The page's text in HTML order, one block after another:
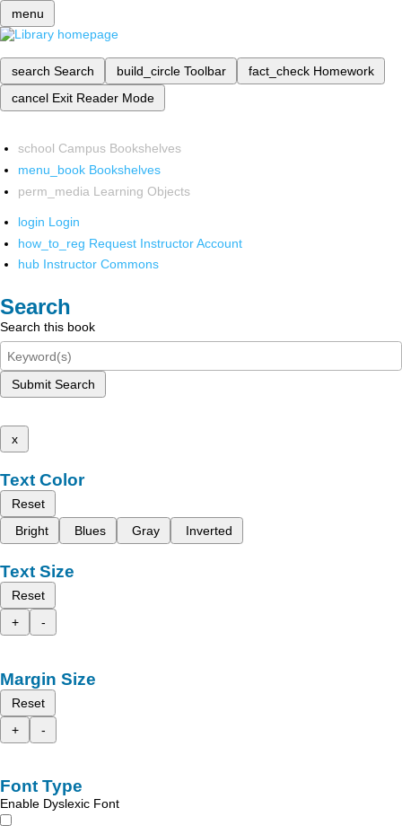
menu
search Search build_circle Toolbar fact_check Homework
cancel Exit Reader Mode
school Campus Bookshelves
menu_book Bookshelves
perm_media Learning Objects
login Login
how_to_reg Request Instructor Account
hub Instructor Commons
Search
Search this book
Submit Search
x
Text Color
Reset
Bright
Blues Gray Inverted
Text Size
Reset
+
-
Margin Size
Reset
+
-
Font Type
Enable Dyslexic Font